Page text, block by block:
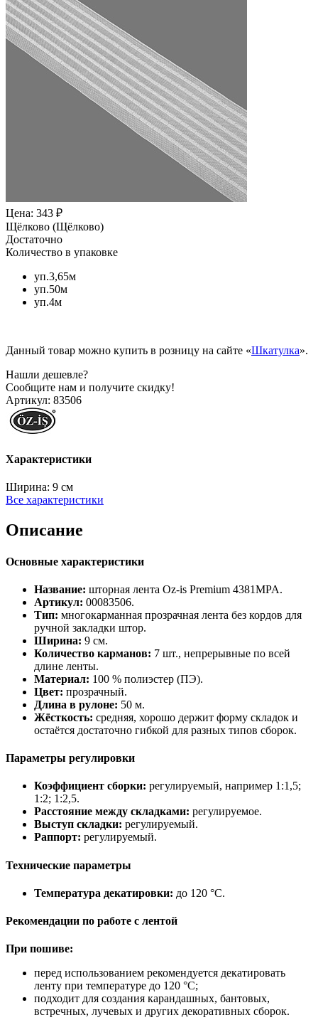
Цена: 343 ₽
Щёлково (Щёлково)
Достаточно
Количество в упаковке
уп.3,65м
уп.50м
уп.4м
Данный товар можно купить в розницу на сайте «Шкатулка».
Нашли дешевле?
Сообщите нам и получите скидку!
Артикул: 83506
Характеристики
Ширина: 9 см
Все характеристики
Описание
Основные характеристики
Название: шторная лента Oz‑is Premium 4381МPA.
Артикул: 00083506.
Тип: многокарманная прозрачная лента без кордов для
ручной закладки штор.
Ширина: 9 см.
Количество карманов: 7 шт., непрерывные по всей
длине ленты.
Материал: 100 % полиэстер (ПЭ).
Цвет: прозрачный.
Длина в рулоне: 50 м.
Жёсткость: средняя, хорошо держит форму складок и
остаётся достаточно гибкой для разных типов сборок.
Параметры регулировки
Коэффициент сборки: регулируемый, например 1:1,5;
1:2; 1:2,5.
Расстояние между складками: регулируемое.
Выступ складки: регулируемый.
Раппорт: регулируемый.
Технические параметры
Температура декатировки: до 120 °C.
Рекомендации по работе с лентой
При пошиве:
перед использованием рекомендуется декатировать
ленту при температуре до 120 °C;
подходит для создания карандашных, бантовых,
встречных, лучевых и других декоративных сборок.